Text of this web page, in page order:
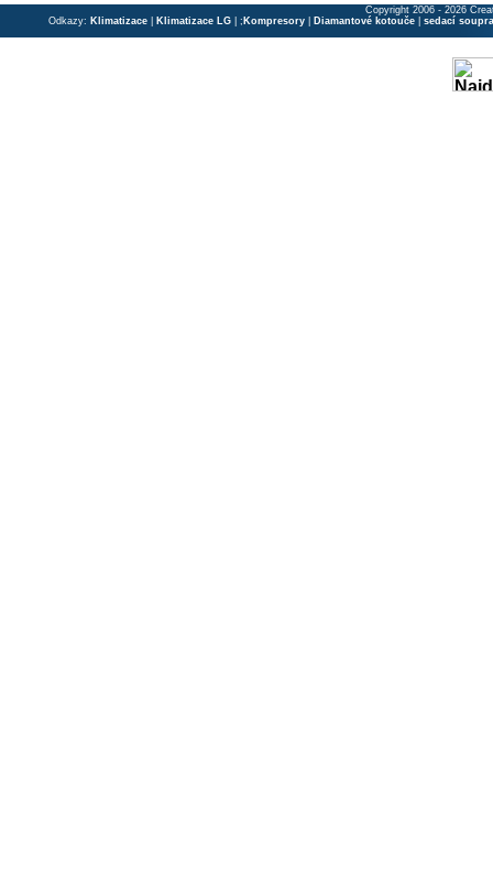
Copyright 2006 - 2026
Odkazy: Klimatizace Klimatizace LG | ; Kompresory Diamantové kotouče sedací